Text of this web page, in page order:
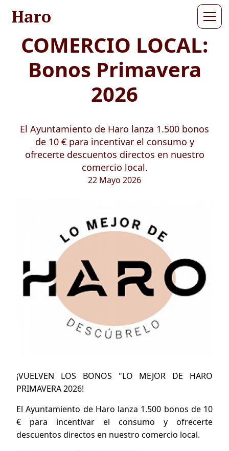
Haro
COMERCIO LOCAL:
Bonos Primavera
2026
El Ayuntamiento de Haro lanza 1.500 bonos
de 10 € para incentivar el consumo y
ofrecerte descuentos directos en nuestro
comercio local.
22 Mayo 2026
¡VUELVEN LOS BONOS "LO MEJOR DE HARO
PRIMAVERA 2026!
El Ayuntamiento de Haro lanza 1.500 bonos de 10
€ para incentivar el consumo y ofrecerte
descuentos directos en nuestro comercio local.